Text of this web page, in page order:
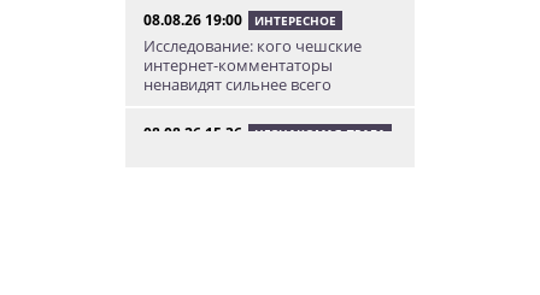
08.08.26 19:00 ИНТЕРЕСНОЕ
Исследование: кого чешские
интернет-комментаторы
ненавидят сильнее всего
08.08.26 15:36 НЕЗНАКОМАЯ ПРАГА